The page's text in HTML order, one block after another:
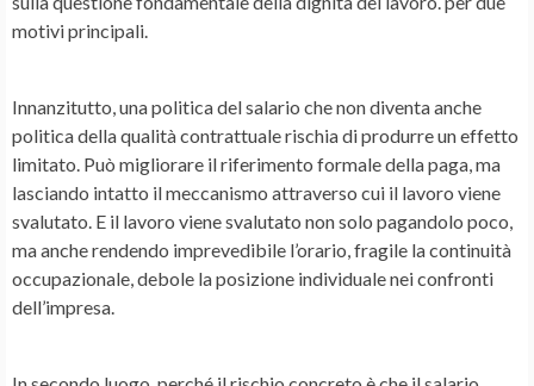
motivi principali.
Innanzitutto, una politica del salario che non diventa anche
politica della qualità contrattuale rischia di produrre un effetto
limitato. Può migliorare il riferimento formale della paga, ma
lasciando intatto il meccanismo attraverso cui il lavoro viene
svalutato. E il lavoro viene svalutato non solo pagandolo poco,
ma anche rendendo imprevedibile l’orario, fragile la continuità
occupazionale, debole la posizione individuale nei confronti
dell’impresa.